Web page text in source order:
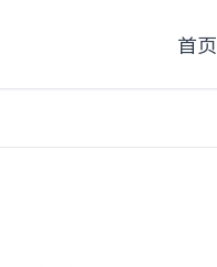
首页